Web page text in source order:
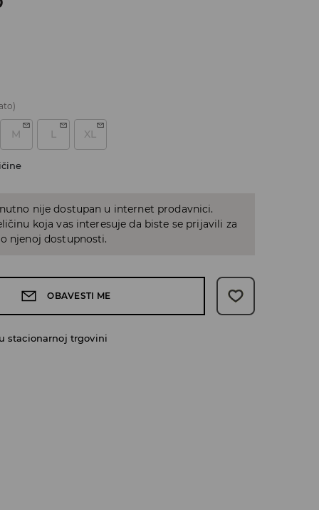
M L XL
nije dostupan u internet prodavnici.
koja vas interesuje da biste se prijavili za
njenoj dostupnosti.
OBAVESTI ME
stacionarnoj trgovini